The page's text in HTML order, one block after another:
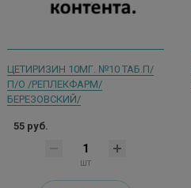
ЦЕТИРИЗИН 10МГ. №10 ТАБ.П/
П/О /РЕПЛЕКФАРМ/
БЕРЕЗОВСКИЙ/
55 руб.
шт